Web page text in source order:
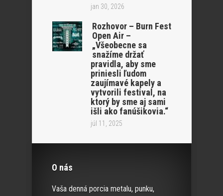
jan 30, 2026
Rozhovor – Burn Fest
Open Air –
„Všeobecne sa
snažíme držať
pravidla, aby sme
priniesli ľudom
zaujímavé kapely a
vytvorili festival, na
ktorý by sme aj sami
išli ako fanúšikovia.“
júl 11, 2025
O nás
Vaša denná porcia metalu, punku,